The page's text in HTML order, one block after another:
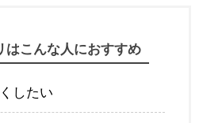
はこんな人におすすめ
したい